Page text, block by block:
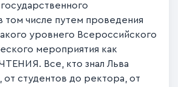
том числе путем проведения
уровнего Всероссийского
мероприятия как
Все, кто знал Льва
от студентов до ректора, от